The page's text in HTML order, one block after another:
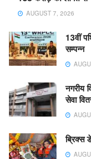
AUGUST 7, 2026
13वीं
सम्पन्न
नगरीय
सेवा
ब्रिक्स